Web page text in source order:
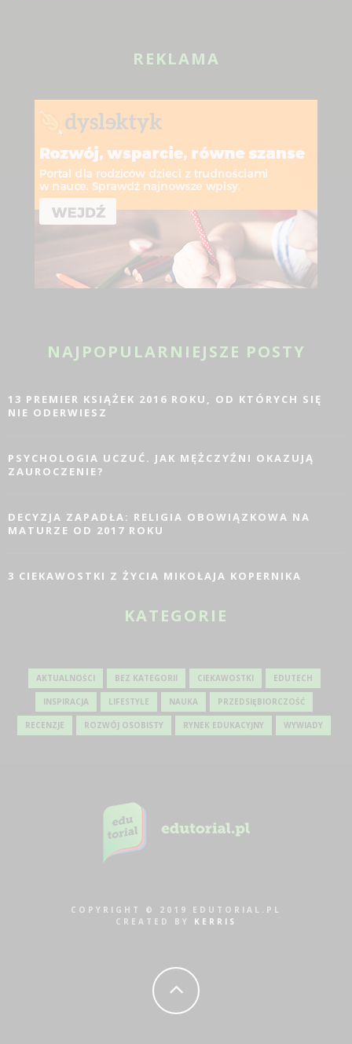
REKLAMA
NAJPOPULARNIEJSZE POSTY
13 PREMIER KSIĄŻEK 2016 ROKU, OD KTÓRYCH SIĘ
NIE ODERWIESZ
PSYCHOLOGIA UCZUĆ. JAK MĘŻCZYŹNI OKAZUJĄ
ZAUROCZENIE?
DECYZJA ZAPADŁA: RELIGIA OBOWIĄZKOWA NA
MATURZE OD 2017 ROKU
3 CIEKAWOSTKI Z ŻYCIA MIKOŁAJA KOPERNIKA
KATEGORIE
AKTUALNOŚCI BEZ KATEGORII CIEKAWOSTKI EDUTECH
INSPIRACJA LIFESTYLE NAUKA PRZEDSIĘBIORCZOŚĆ
RECENZJE ROZWÓJ OSOBISTY RYNEK EDUKACYJNY WYWIADY
COPYRIGHT © 2019 EDUTORIAL.PL
CREATED BY KERRIS